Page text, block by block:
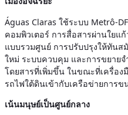
Águas Claras ใช้ระบบ Metrô-
คอมพิวเตอร์ การสื่อสารผ่านใยแ
แบบรวมศูนย์ การปรับปรุงให้ทัน
ใหม่ ระบบควบคุม และการขยาย
โดยสารที่เพิ่มขึ้น ในขณะที่เครื่อง
รถไฟใต้ดินเข้ากับเครือข่ายการข
เน้นมนุษย์เป็นศูนย์กลาง